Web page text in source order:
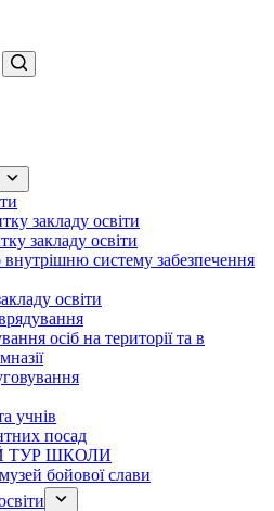
закладу освіти
закладу освіти
систему забезпечення
освіти
осіб на території та в
учнів
посад
ТУР ШКОЛИ
бойової слави